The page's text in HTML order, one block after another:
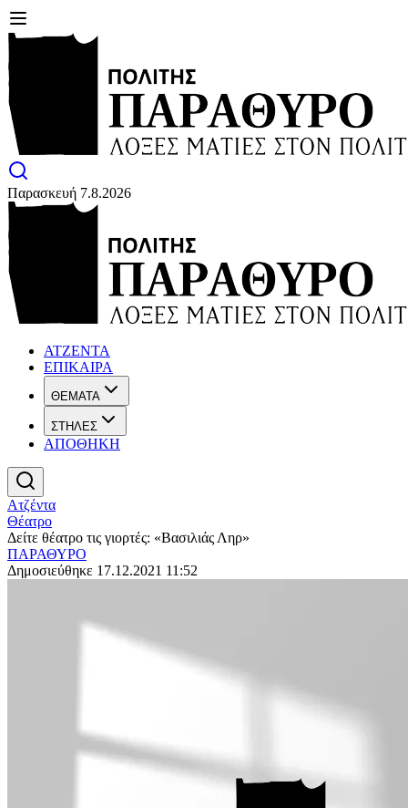
Παρασκευή 7.8.2026
ΑΤΖΕΝΤΑ
ΕΠΙΚΑΙΡΑ
ΘΕΜΑΤΑ
ΣΤΗΛΕΣ
ΑΠΟΘΗΚΗ
Ατζέντα
Θέατρο
Δείτε θέατρο τις γιορτές: «Βασιλιάς Ληρ»
ΠΑΡΑΘΥΡΟ
Δημοσιεύθηκε 17.12.2021 11:52